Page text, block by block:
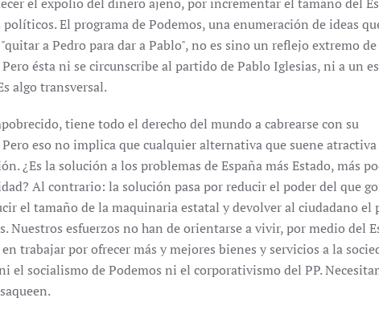
El programa de Podemos, una enumeración de ideas
a Pedro para dar a Pablo", no es sino un reflejo extremo de
ésta ni se circunscribe al partido de Pablo Iglesias, ni a un
algo transversal.
tiene todo el derecho del mundo a cabrearse con su
eso no implica que cualquier alternativa que suene atractiva
¿Es la solución a los problemas de España más Estado, más
Al contrario: la solución pasa por reducir el poder del que
el tamaño de la maquinaria estatal y devolver al ciudadano el
Nuestros esfuerzos no han de orientarse a vivir, por medio del
trabajar por ofrecer más y mejores bienes y servicios a la
el socialismo de Podemos ni el corporativismo del PP.